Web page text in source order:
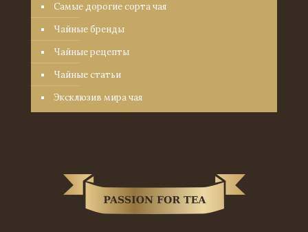
Самые дорогие сорта чая
Чайные бренды
Чайные рецепты
Чайные статьи
Эксклюзив мира чая